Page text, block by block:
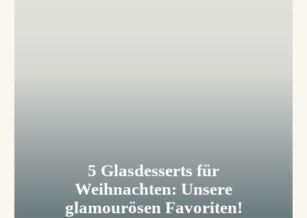
5 Glasdesserts für
Weihnachten: Unsere
glamourösen Favoriten!